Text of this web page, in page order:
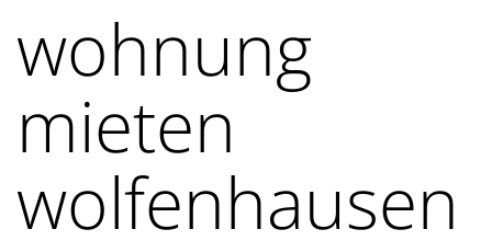
wohnung
mieten
wolfenhausen